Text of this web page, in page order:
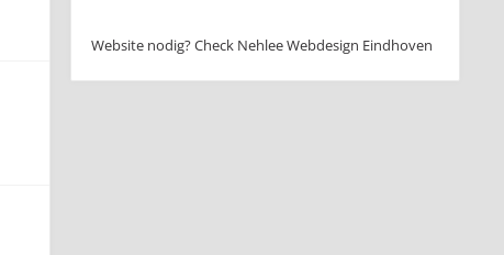
Website nodig? Check Nehlee Webdesign Eindhoven